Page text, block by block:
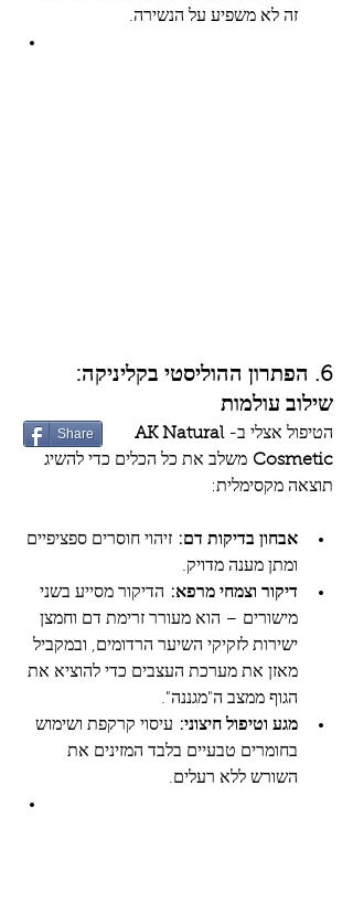
זה לא משפיע על הנשירה.
6. הפתרון ההוליסטי בקליניקה:
שילוב עולמות
הטיפול אצלי ב- AK Natural
Cosmetic משלב את כל הכלים כדי להשיג
תוצאה מקסימלית:
אבחון בדיקות דם: זיהוי חוסרים ספציפיים
ומתן מענה מדויק.
דיקור וצמחי מרפא: הדיקור מסייע בשני
מישורים – הוא מעורר זרימת דם וחמצן
ישירות לזקיקי השיער הרדומים, ובמקביל
מאזן את מערכת העצבים כדי להוציא את
הגוף ממצב ה"מגננה".
מגע וטיפול חיצוני: עיסוי קרקפת ושימוש
בחומרים טבעיים בלבד המזינים את
השורש ללא רעלים.
Share